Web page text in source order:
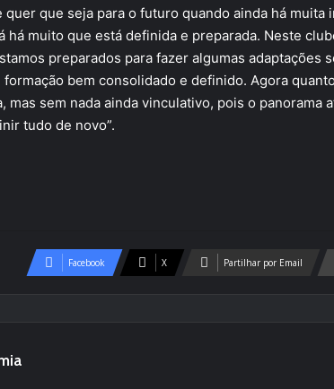
que seja para o futuro quando ainda há muita
há muito que está definida e preparada. Neste
preparados para fazer algumas adaptações
bem consolidado e definido. Agora
mas sem nada ainda vinculativo, pois o panorama
tudo de novo”.
Facebook X Partilhar por Email